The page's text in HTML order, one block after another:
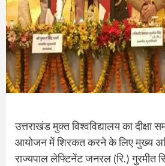
उत्तराखंड मुक्त विश्वविद्यालय का दीक्षा
आयोजन में शिरकत करने के लिए मुख्य
राज्यपाल लेफ्टिनेंट जनरल (रि.) गुरमीत